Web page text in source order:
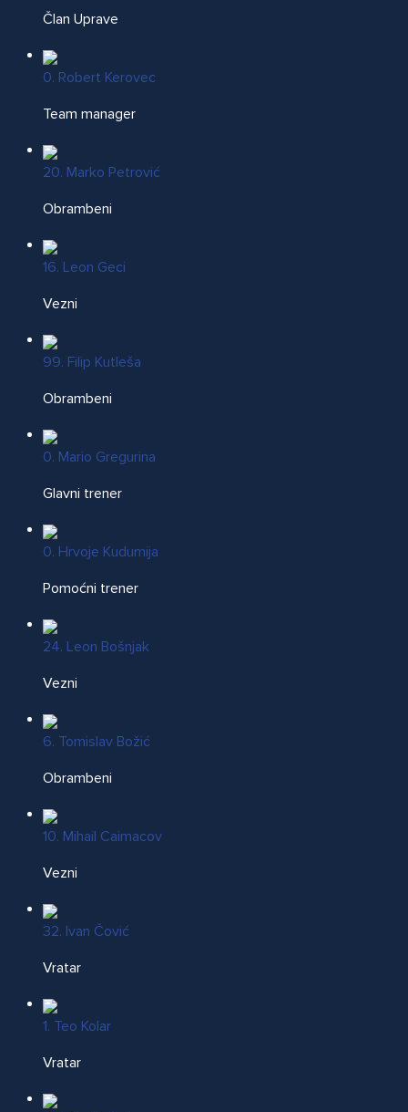
Član Uprave
0. Robert Kerovec
Team manager
20. Marko Petrović
Obrambeni
16. Leon Geci
Vezni
99. Filip Kutleša
Obrambeni
0. Mario Gregurina
Glavni trener
0. Hrvoje Kudumija
Pomoćni trener
24. Leon Bošnjak
Vezni
6. Tomislav Božić
Obrambeni
10. Mihail Caimacov
Vezni
32. Ivan Čović
Vratar
1. Teo Kolar
Vratar